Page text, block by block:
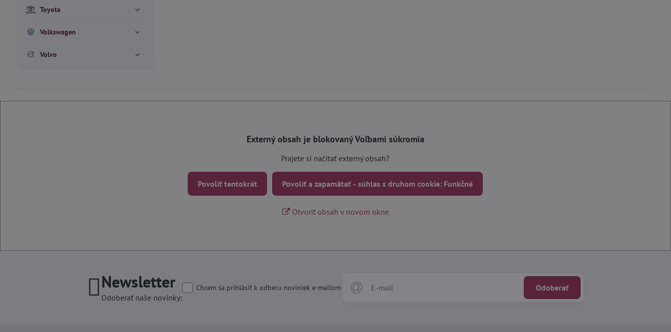
Toyota
Volkswagen
Volvo
Externý obsah je blokovaný Voľbami súkromia
Prajete si načítať externý obsah?
Povoliť tentokrát Povoliť a zapamätať - súhlas s druhom cookie: Funkčné
Otvoriť obsah v novom okne
Newsletter
Odoberať naše novinky:
Odoberať
Chcem sa prihlásiť k odberu noviniek e-mailom